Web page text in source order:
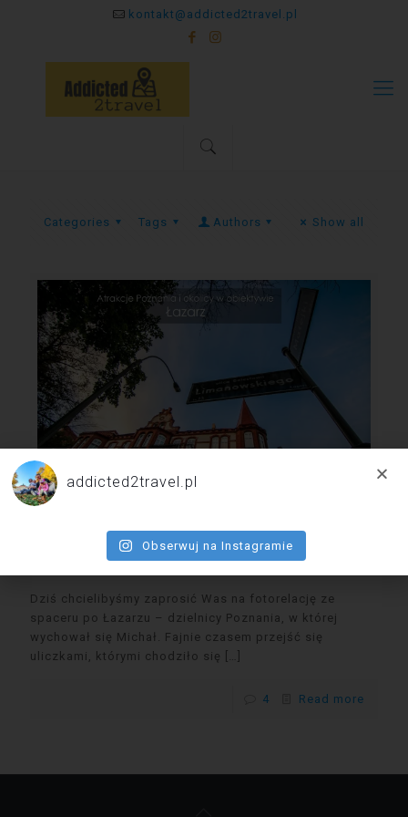
kontakt@addicted2travel.pl
Categories Tags Authors Show all
Dziś chcielibyśmy zaprosić Was na fotorelację ze
spaceru po Łazarzu – dzielnicy Poznania, w której
wychował się Michał. Fajnie czasem przejść się
uliczkami, którymi chodziło się
4 Read more
addicted2travel.pl
Obserwuj na Instagramie